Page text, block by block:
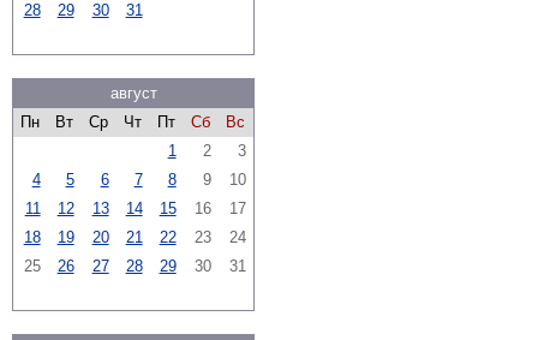
28
29 30 31
август
Пн
Вт Ср Чт Пт Сб
Вс
1
2
3
4
5 6 7 8 9
10
11
12 13 14 15 16
17
18
19 20 21 22 23
24
25
26 27 28 29 30 31